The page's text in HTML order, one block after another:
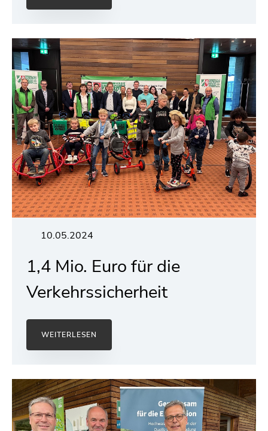
10.05.2024
1,4 Mio. Euro für die
Verkehrssicherheit
WEITERLESEN